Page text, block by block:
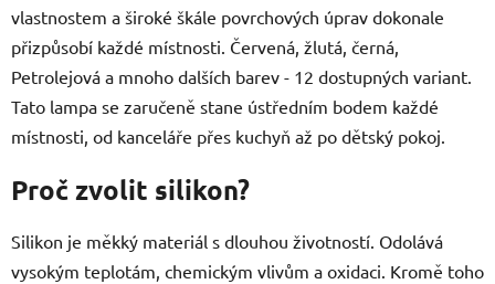
vlastnostem a široké škále povrchových úprav dokonale
přizpůsobí každé místnosti. Červená, žlutá, černá,
Petrolejová a mnoho dalších barev - 12 dostupných variant.
Tato lampa se zaručeně stane ústředním bodem každé
místnosti, od kanceláře přes kuchyň až po dětský pokoj.
Proč zvolit silikon?
Silikon je měkký materiál s dlouhou životností. Odolává
vysokým teplotám, chemickým vlivům a oxidaci. Kromě toho